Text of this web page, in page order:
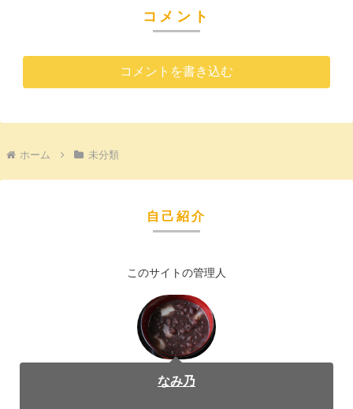
コメント
コメントを書き込む
ホーム 未分類
自己紹介
このサイトの管理人
なみ乃